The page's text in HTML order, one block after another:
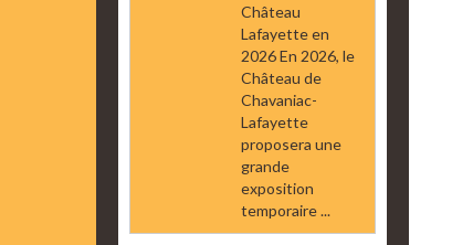
Château
Lafayette en
2026 En 2026, le
Château de
Chavaniac-
Lafayette
proposera une
grande
exposition
temporaire ...